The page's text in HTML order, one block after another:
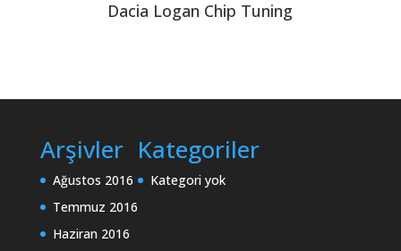
Dacia Logan Chip Tuning
Arşivler
Ağustos 2016
Temmuz 2016
Haziran 2016
Kategoriler
Kategori yok